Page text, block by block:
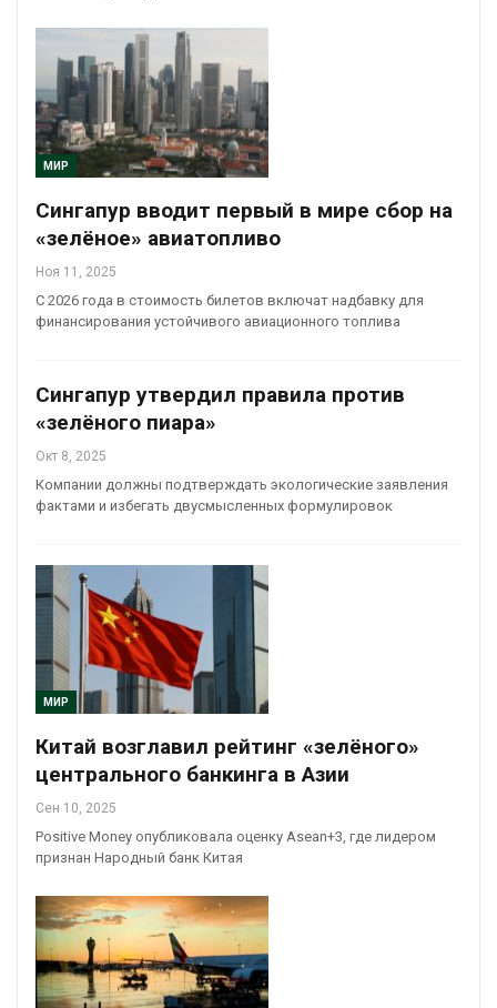
МИР
Сингапур вводит первый в мире сбор на
«зелёное» авиатопливо
Ноя 11, 2025
С 2026 года в стоимость билетов включат надбавку для
финансирования устойчивого авиационного топлива
Сингапур утвердил правила против
«зелёного пиара»
Окт 8, 2025
Компании должны подтверждать экологические заявления
фактами и избегать двусмысленных формулировок
МИР
Китай возглавил рейтинг «зелёного»
центрального банкинга в Азии
Сен 10, 2025
Positive Money опубликовала оценку Asean+3, где лидером
признан Народный банк Китая